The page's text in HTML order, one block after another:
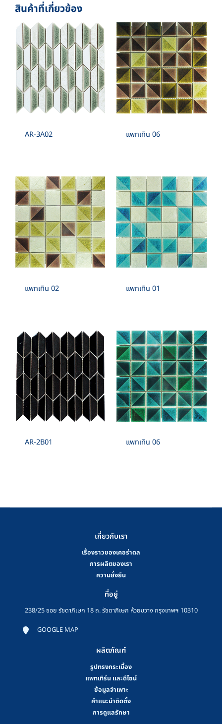
SHEET./SQM. 8 SHEET
SPECIAL SHAPE :
TRIANGLE , RHOMBUS , TRAPEZOID , RIGHT –
ANGLED , HEXAGON , LANTERN , LEAVE ,
ELEGANCE
สินค้าที่เกี่ยวข้อง
AR-3A02 แพทเทิน 06
แพทเทิน 02 แพทเทิน 01
AR-2B01 แพทเทิน 06
เกี่ยวกับเรา
เรื่องราวของเคอร่าดล
การผลิตของเรา
ความยั่งยืน
ที่อยู่
238/25 ซอย รัชดาภิเษก 18 ถ. รัชดาภิเษก ห้วยขวาง กรุงเทพฯ 10310
GOOGLE MAP
ผลิตภัณฑ์
รูปทรงกระเบื้อง
แพทเทิร์น และดีไซน์
ข้อมูลจำเพาะ
คําแนะนําติดตั้ง
การดูแลรักษา